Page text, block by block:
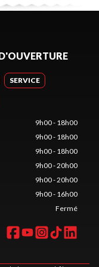
SERVICE
9h00 - 18h00
9h00 - 18h00
9h00 - 18h00
9h00 - 20h00
9h00 - 20h00
9h00 - 16h00
Fermé